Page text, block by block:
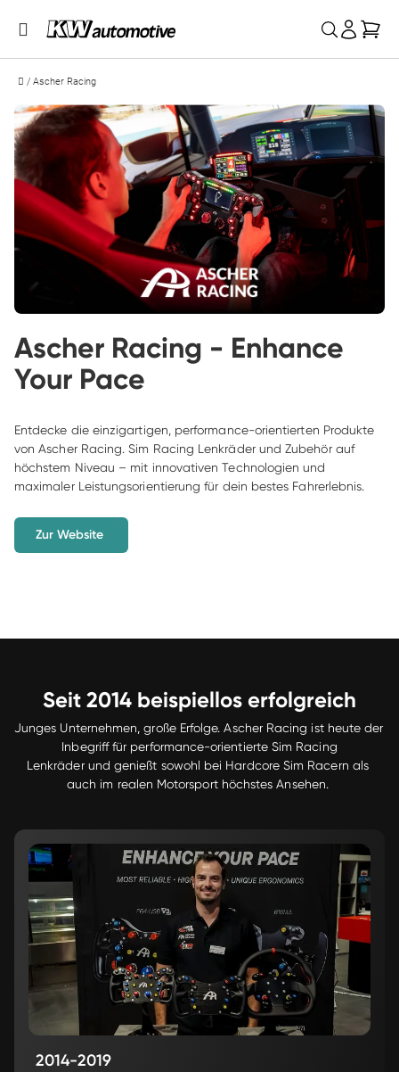
/ Ascher Racing
Ascher Racing - Enhance
Your Pace
Entdecke die einzigartigen, performance-orientierten Produkte
von Ascher Racing. Sim Racing Lenkräder und Zubehör auf
höchstem Niveau – mit innovativen Technologien und
maximaler Leistungsorientierung für dein bestes Fahrerlebnis.
Zur Website
Seit 2014 beispiellos erfolgreich
Junges Unternehmen, große Erfolge. Ascher Racing ist heute der
Inbegriff für performance-orientierte Sim Racing
Lenkräder und genießt sowohl bei Hardcore Sim Racern als
auch im realen Motorsport höchstes Ansehen.
2014-2019